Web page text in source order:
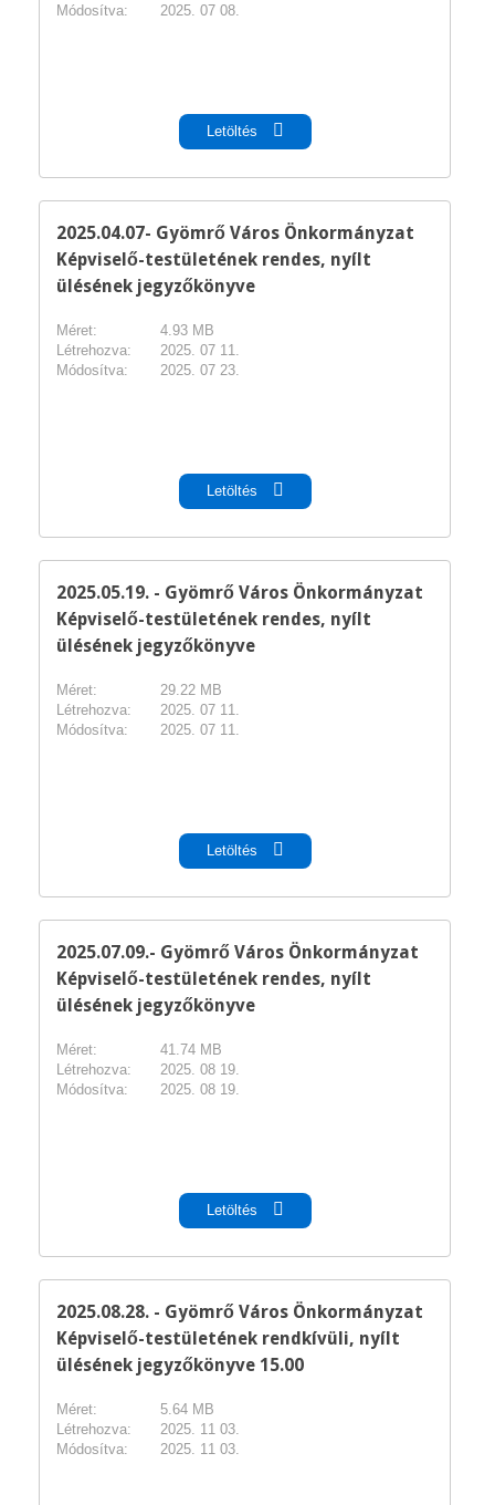
Módosítva: 2025. 07 08.
Letöltés
2025.04.07- Gyömrő Város Önkormányzat
Képviselő-testületének rendes, nyílt
ülésének jegyzőkönyve
Méret:
4.93 MB
Létrehozva:
2025. 07 11.
Módosítva:
2025. 07 23.
Letöltés
2025.05.19. - Gyömrő Város Önkormányzat
Képviselő-testületének rendes, nyílt
ülésének jegyzőkönyve
Méret:
29.22 MB
Létrehozva:
2025. 07 11.
Módosítva:
2025. 07 11.
Letöltés
2025.07.09.- Gyömrő Város Önkormányzat
Képviselő-testületének rendes, nyílt
ülésének jegyzőkönyve
Méret:
41.74 MB
Létrehozva:
2025. 08 19.
Módosítva:
2025. 08 19.
Letöltés
2025.08.28. - Gyömrő Város Önkormányzat
Képviselő-testületének rendkívüli, nyílt
ülésének jegyzőkönyve 15.00
Méret:
5.64 MB
Létrehozva:
2025. 11 03.
Módosítva:
2025. 11 03.